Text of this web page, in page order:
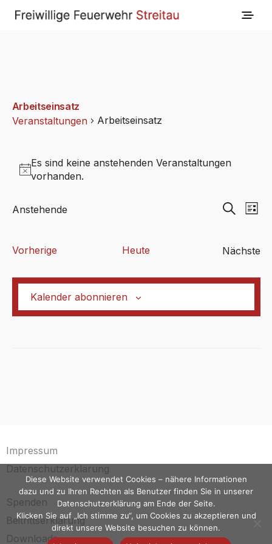
Arbeitseinsatz
Veranstaltungen
Arbeitseinsatz
Hinweis
Es sind keine anstehenden Veranstaltungen
vorhanden.
Liste
Anstehende
VorherigeVeranstaltungenHeute Nächste
Kalender abonnieren
Impressum
Datenschutzerklärung
Spenden
Beitrittserklärung
Downloads
Diese Website verwendet Cookies – nähere Informationen
dazu und zu Ihren Rechten als Benutzer finden Sie in unserer
Datenschutzerklärung am Ende der Seite.
Klicken Sie auf „Ich stimme zu“, um Cookies zu akzeptieren und
direkt unsere Website besuchen zu können.